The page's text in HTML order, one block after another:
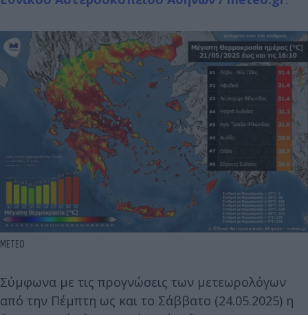
METEO
Σύμφωνα με τις προγνώσεις των μετεωρολόγων
από την Πέμπτη ως και το Σάββατο (24.05.2025) η